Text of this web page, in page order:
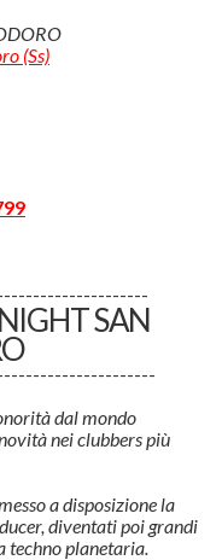
(Ss)
SAN
dal mondo
nei clubbers più
a disposizione la
diventati poi grandi
techno planetaria.